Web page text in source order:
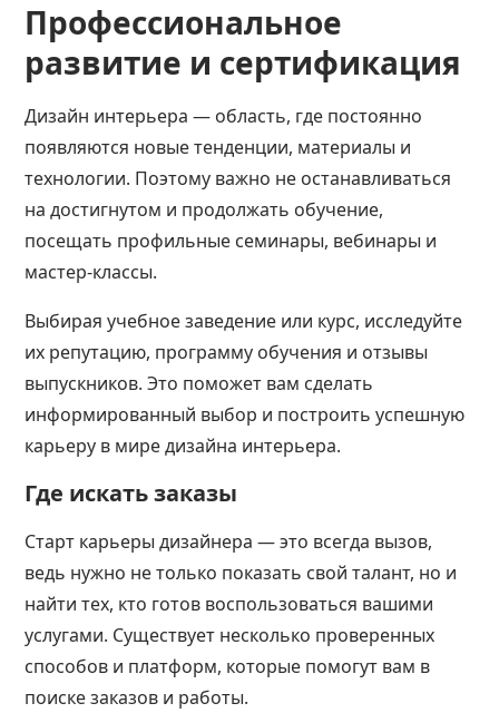
Профессиональное
развитие и сертификация
Дизайн интерьера — область, где постоянно
появляются новые тенденции, материалы и
технологии. Поэтому важно не останавливаться
на достигнутом и продолжать обучение,
посещать профильные семинары, вебинары и
мастер-классы.
Выбирая учебное заведение или курс, исследуйте
их репутацию, программу обучения и отзывы
выпускников. Это поможет вам сделать
информированный выбор и построить успешную
карьеру в мире дизайна интерьера.
Где искать заказы
Старт карьеры дизайнера — это всегда вызов,
ведь нужно не только показать свой талант, но и
найти тех, кто готов воспользоваться вашими
услугами. Существует несколько проверенных
способов и платформ, которые помогут вам в
поиске заказов и работы.